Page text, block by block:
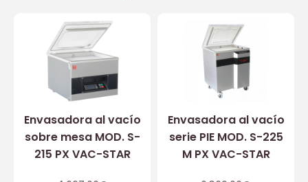
Envasadora al vacío
sobre mesa MOD. S-
215 PX VAC-STAR
Envasadora al vacío
serie PIE MOD. S-225
M PX VAC-STAR